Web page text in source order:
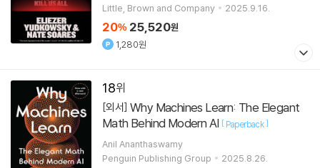
Little, Brown and Company
2025.9.16.
20% 25,520원
1,280원
18
[외서]
Math Behind Modern AI [ Paperback]
Anil Ananthaswamy
Penguin Publishing Group
2025.8.26.